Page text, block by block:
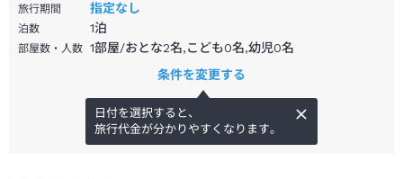
旅行期間 指定なし
泊数 1泊
部屋数・人数 1部屋/おとな2名,こども0名,幼児0名
条件を変更する
日付を選択すると、
旅行代金が分かりやすくなります。